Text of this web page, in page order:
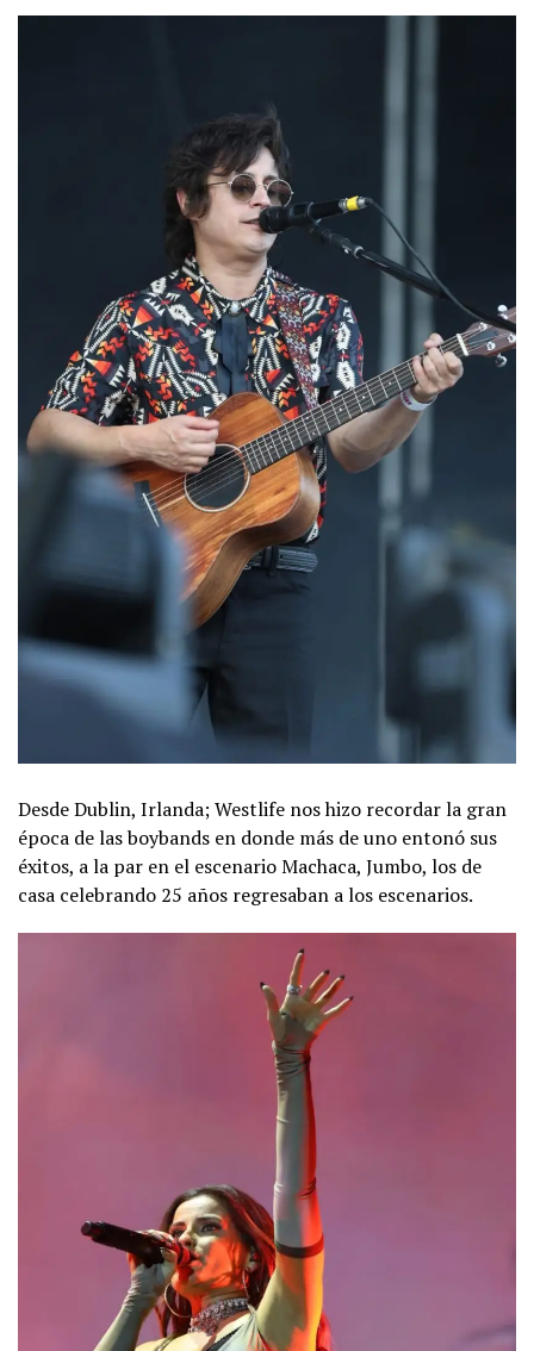
Desde Dublin, Irlanda; Westlife nos hizo recordar la gran
época de las boybands en donde más de uno entonó sus
éxitos, a la par en el escenario Machaca, Jumbo, los de
casa celebrando 25 años regresaban a los escenarios.